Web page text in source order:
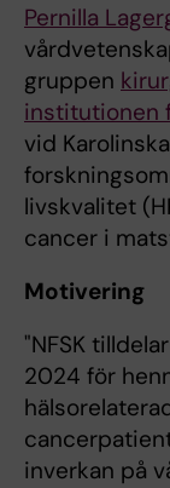
Pernilla
gruppen
institutionen
vid
livskvalitet
cancer i
Motivering
"NFSK
2024 för
inverkan på